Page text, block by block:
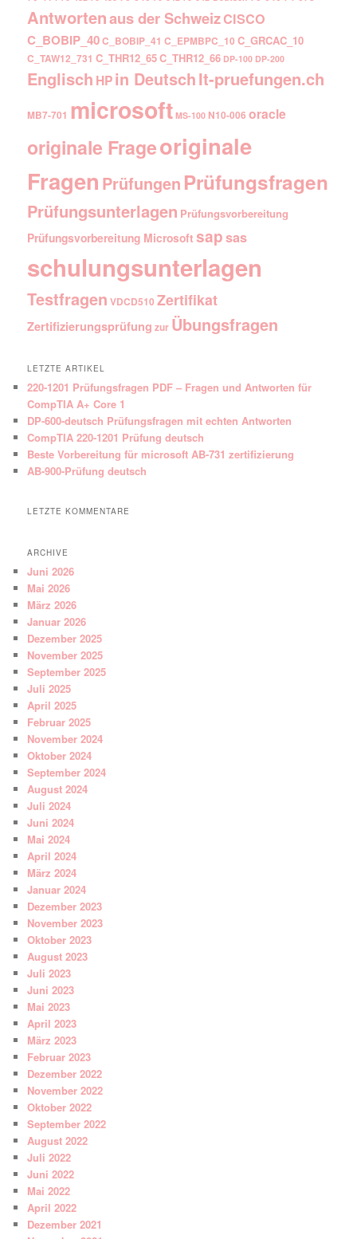
Antwortenaus der SchweizCISCO
C_BOBIP_40C_BOBIP_41 C_EPMBPC_10 C_GRCAC_10
C_TAW12_731 C_THR12_65C_THR12_66 DP-100 DP-200
Englisch HPin DeutschIt-pruefungen.ch
MB7-701 microsoft MS-100 N10-006 oracle
originale Frageoriginale
Fragen Prüfungen Prüfungsfragen
Prüfungsunterlagen Prüfungsvorbereitung
Prüfungsvorbereitung Microsoft sapsas
schulungsunterlagen
Testfragen VDCD510 Zertifikat
Zertifizierungsprüfung zur Übungsfragen
LETZTE ARTIKEL
220-1201 Prüfungsfragen PDF – Fragen und Antworten für
CompTIA A+ Core 1
DP-600-deutsch Prüfungsfragen mit echten Antworten
CompTIA 220-1201 Prüfung deutsch
Beste Vorbereitung für microsoft AB-731 zertifizierung
AB-900-Prüfung deutsch
LETZTE KOMMENTARE
ARCHIVE
Juni 2026
Mai 2026
März 2026
Januar 2026
Dezember 2025
November 2025
September 2025
Juli 2025
April 2025
Februar 2025
November 2024
Oktober 2024
September 2024
August 2024
Juli 2024
Juni 2024
Mai 2024
April 2024
März 2024
Januar 2024
Dezember 2023
November 2023
Oktober 2023
August 2023
Juli 2023
Juni 2023
Mai 2023
April 2023
März 2023
Februar 2023
Dezember 2022
November 2022
Oktober 2022
September 2022
August 2022
Juli 2022
Juni 2022
Mai 2022
April 2022
Dezember 2021